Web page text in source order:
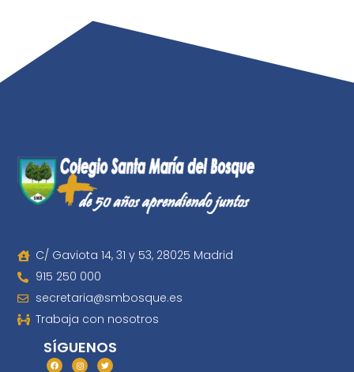
C/ Gaviota 14, 31 y 53, 28025 Madrid
915 250 000
secretaria@smbosque.es
Trabaja con nosotros
SÍGUENOS